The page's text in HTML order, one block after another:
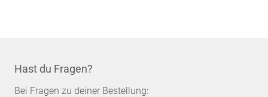
Hast du Fragen?
Bei Fragen zu deiner Bestellung: